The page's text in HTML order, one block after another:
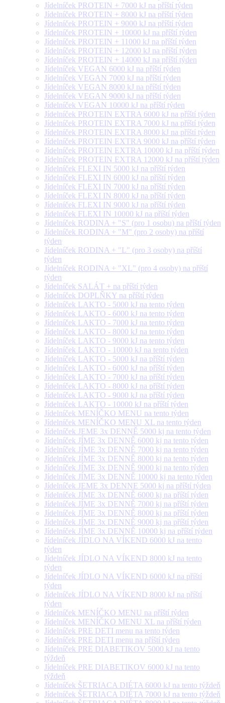
Jídelníček PROTEIN + 7000 kJ na příští týden
Jídelníček PROTEIN + 8000 kJ na příští týden
Jídelníček PROTEIN + 9000 kJ na příští týden
Jídelníček PROTEIN + 10000 kJ na příští týden
Jídelníček PROTEIN + 11000 kJ na příští týden
Jídelníček PROTEIN + 12000 kJ na příští týden
Jídelníček PROTEIN + 14000 kJ na příští týden
Jídelníček VEGAN 6000 kJ na příští týden
Jídelníček VEGAN 7000 kJ na příští týden
Jídelníček VEGAN 8000 kJ na příští týden
Jídelníček VEGAN 9000 kJ na příští týden
Jídelníček VEGAN 10000 kJ na příští týden
Jídelníček PROTEIN EXTRA 6000 kJ na příští týden
Jídelníček PROTEIN EXTRA 7000 kJ na příští týden
Jídelníček PROTEIN EXTRA 8000 kJ na příští týden
Jídelníček PROTEIN EXTRA 9000 kJ na příští týden
Jídelníček PROTEIN EXTRA 10000 kJ na příští týden
Jídelníček PROTEIN EXTRA 12000 kJ na příští týden
Jídelníček FLEXI IN 5000 kJ na příští týden
Jídelníček FLEXI IN 6000 kJ na příští týden
Jídelníček FLEXI IN 7000 kJ na příští týden
Jídelníček FLEXI IN 8000 kJ na příští týden
Jídelníček FLEXI IN 9000 kJ na příští týden
Jídelníček FLEXI IN 10000 kJ na příští týden
Jídelníček RODINA + "S" (pro 1 osobu) na příští týden
Jídelníček RODINA + "M" (pro 2 osoby) na příští
týden
Jídelníček RODINA + "L" (pro 3 osoby) na příští
týden
Jídelníček RODINA + "XL" (pro 4 osoby) na příští
týden
Jídelníček SALÁT + na příští týden
Jídelníček DOPLŇKY na příští týden
Jídelníček LAKTO - 5000 kJ na tento týden
Jídelníček LAKTO - 6000 kJ na tento týden
Jídelníček LAKTO - 7000 kJ na tento týden
Jídelníček LAKTO - 8000 kJ na tento týden
Jídelníček LAKTO - 9000 kJ na tento týden
Jídelníček LAKTO - 10000 kJ na tento týden
Jídelníček LAKTO - 5000 kJ na příští týden
Jídelníček LAKTO - 6000 kJ na příští týden
Jídelníček LAKTO - 7000 kJ na příští týden
Jídelníček LAKTO - 8000 kJ na příští týden
Jídelníček LAKTO - 9000 kJ na příští týden
Jídelníček LAKTO - 10000 kJ na příští týden
Jídelníček MENÍČKO MENU na tento týden
Jídelníček MENÍČKO MENU XL na tento týden
Jídelníček JEME 3x DENNĚ 5000 kj na tento týden
Jídelníček JÍME 3x DENNĚ 6000 kj na tento týden
Jídelníček JÍME 3x DENNĚ 7000 kj na tento týden
Jídelníček JÍME 3x DENNĚ 8000 kj na tento týden
Jídelníček JÍME 3x DENNĚ 9000 kj na tento týden
Jídelníček JÍME 3x DENNĚ 10000 kj na tento týden
Jídelníček JEME 3x DENNE 5000 kj na příští týden
Jídelníček JÍME 3x DENNĚ 6000 kj na příští týden
Jídelníček JÍME 3x DENNĚ 7000 kj na příští týden
Jídelníček JÍME 3x DENNĚ 8000 kj na příští týden
Jídelníček JÍME 3x DENNĚ 9000 kj na příští týden
Jídelníček JÍME 3x DENNĚ 10000 kj na příští týden
Jídelníček JÍDLO NA VÍKEND 6000 kJ na tento
týden
Jídelníček JÍDLO NA VÍKEND 8000 kJ na tento
týden
Jídelníček JÍDLO NA VÍKEND 6000 kJ na příští
týden
Jídelníček JÍDLO NA VÍKEND 8000 kJ na příští
týden
Jídelníček MENÍČKO MENU na příští týden
Jídelníček MENÍČKO MENU XL na příští týden
Jídelníček PRE DETI menu na tento týden
Jídelníček PRE DETI menu na příští týden
Jídelníček PRE DIABETIKOV 5000 kJ na tento
týždeň
Jídelníček PRE DIABETIKOV 6000 kJ na tento
týždeň
Jídelníček ŠETRIACA DIÉTA 6000 kJ na tento týždeň
Jídelníček ŠETRIACA DIÉTA 7000 kJ na tento týždeň